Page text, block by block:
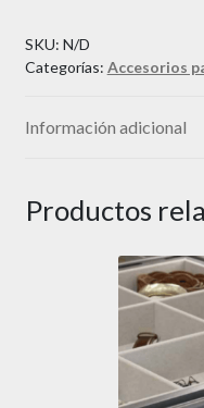
SKU: N/D
Categorías: Accesorios
Información adicional
Productos